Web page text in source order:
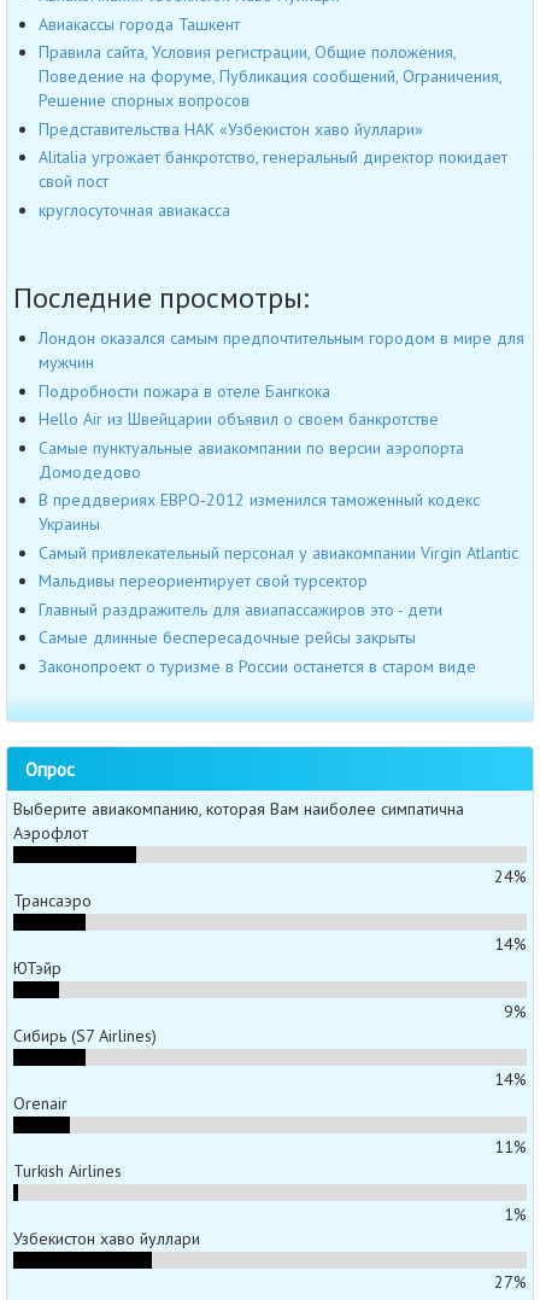
Авиакассы города Ташкент
Правила сайта, Условия регистрации, Общие положения,
Поведение на форуме, Публикация сообщений, Ограничения,
Решение спорных вопросов
Представительства НАК «Узбекистон хаво йуллари»
Alitalia угрожает банкротство, генеральный директор покидает
свой пост
круглосуточная авиакасса
Последние просмотры:
Лондон оказался самым предпочтительным городом в мире для
мужчин
Подробности пожара в отеле Бангкока
Hello Air из Швейцарии объявил о своем банкротстве
Самые пунктуальные авиакомпании по версии аэропорта
Домодедово
В преддвериях ЕВРО-2012 изменился таможенный кодекс
Украины
Самый привлекательный персонал у авиакомпании Virgin Atlantic
Мальдивы переориентирует свой турсектор
Главный раздражитель для авиапассажиров это - дети
Cамые длинные беспересадочные рейсы закрыты
Законопроект о туризме в России останется в старом виде
Опрос
Выберите авиакомпанию, которая Вам наиболее симпатична
Аэрофлот
24%
Трансаэро
14%
ЮТэйр
9%
Сибирь (S7 Airlines)
14%
Orenair
11%
Turkish Airlines
1%
Узбекистон хаво йуллари
27%